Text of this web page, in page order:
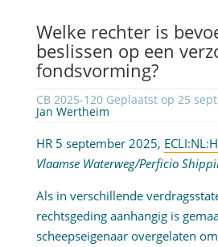
Welke rechter is
beslissen op een
fondsvorming?
CB 2025-120 Geplaatst op 25
Jan Wertheim
HR 5 september 2025,
Vlaamse Waterweg/Perficio
Als in verschillende
rechtsgeding aanhangig is
scheepseigenaar overgelaten